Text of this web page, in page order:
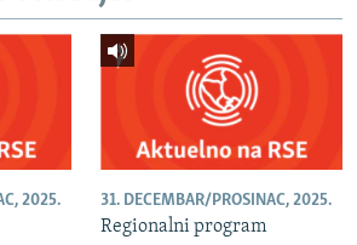
2025. 31. DECEMBAR/PROSINAC, 2025.
Regionalni program